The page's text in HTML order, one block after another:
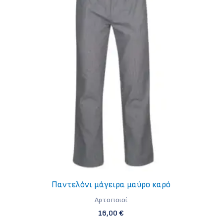
Παντελόνι μάγειρα μαύρο καρό
Aρτοποιοί
16,00 €